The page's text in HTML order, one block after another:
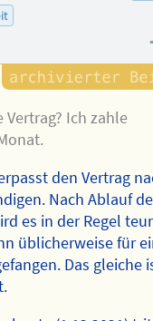
Ich zahle
den Vertrag
Nach Ablauf
es in der Regel
üblicherweise für
Das gleiche